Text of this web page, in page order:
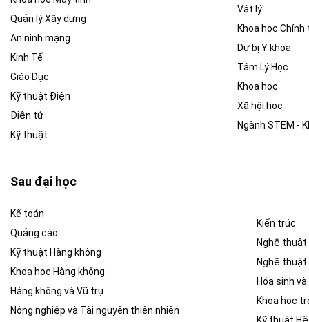
Quản lý Xây dựng
An ninh mạng
Kinh Tế
Giáo Dục
Kỹ thuật Điện
Điện tử
Kỹ thuật
Vật lý
Khoa học Chính
Dự bị Y khoa
Tâm Lý Học
Khoa học
Xã hội học
Ngành STEM -
Sau đại học
Kế toán
Quảng cáo
Kỹ thuật Hàng không
Khoa học Hàng không
Hàng không và Vũ trụ
Nông nghiệp và Tài nguyên thiên nhiên
Kiến trúc
Nghệ
Nghệ thuật
Hóa sinh
Khoa học